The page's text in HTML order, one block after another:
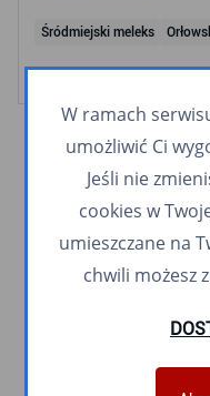
Śródmiejski meleks
W ramach
umożliwić Ci
Jeśli nie
cookies w
umieszczane na
chwili możesz